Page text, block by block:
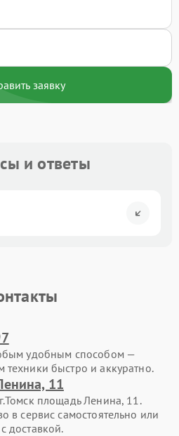
заявку
и ответы
удобным способом —
быстро и аккуратно.
11
площадь Ленина, 11.
в сервис самостоятельно или
доставкой.